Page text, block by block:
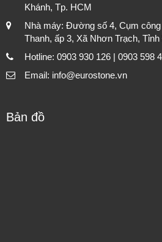
Khánh, Tp. HCM
Nhà máy: Đường số 4, Cụm
Thanh, ấp 3, Xã Nhơn Trạch,
Hotline: 0903 930 126 | 0903 598
Email: info@eurostone.vn
Bản đồ